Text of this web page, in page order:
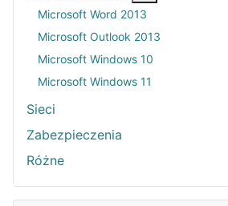
Microsoft Word 2013
Microsoft Outlook 2013
Microsoft Windows 10
Microsoft Windows 11
Sieci
Zabezpieczenia
Różne